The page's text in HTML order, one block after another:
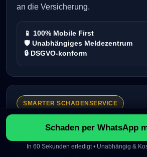
an die Versicherung.
📱 100% Mobile First
🛡️ Unabhängiges Meldezentrum
🔒 DSGVO-konform
SMARTER SCHADENSERVICE
Unfallschaden gemeldet.
gesichert.
Schaden per WhatsApp
In 60 Sekunden erledigt • Unabhängig &